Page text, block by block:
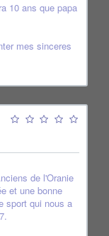
10 ans que papa
mes sinceres
de l'Oranie
et une bonne
sport qui nous a